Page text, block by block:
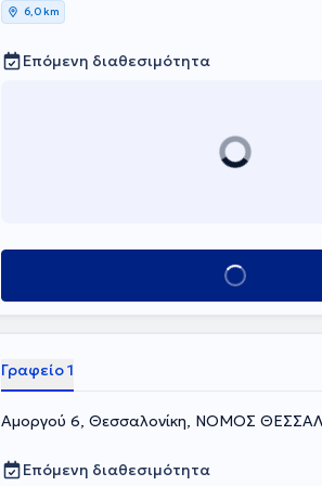
6,0 km
Επόμενη διαθεσιμότητα
Κλείσε ραντεβού
Γραφείο 1
Αμοργού 6, Θεσσαλονίκη, ΝΟΜΟΣ
Επόμενη διαθεσιμότητα